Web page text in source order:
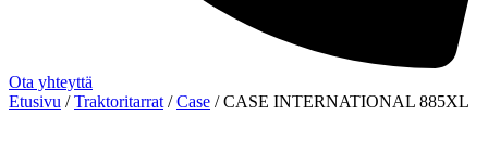
Ota yhteyttä
Etusivu /Traktoritarrat /Case / CASE INTERNATIONAL 885XL